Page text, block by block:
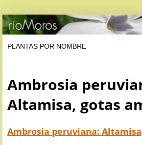
Ambrosia
Altamisa, gotas
Ambrosia peruviana: